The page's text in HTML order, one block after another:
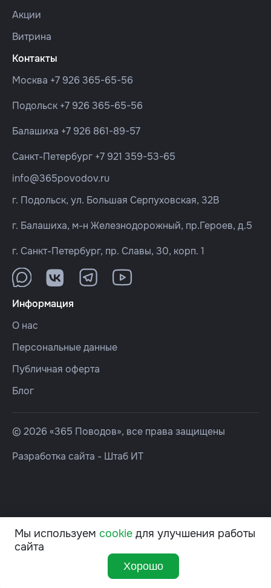
Акции
Витрина
Контакты
Москва +7 926 365-65-56
Подольск +7 926 365-65-56
Балашиха +7 926 861-89-57
Санкт-Петербург +7 921 359-53-65
info@365povodov.ru
г. Подольск, ул. Большая Серпуховская, 32В
г. Балашиха, м-н Железнодорожный, пр.Героев, д.5
г. Санкт-Петербург, пр. Славы, 30, корп. 1
Информация
О нас
Персональные данные
Публичная оферта
Блог
© 2026 «365 Поводов», все права защищены
Разработка сайта - Штаб ИТ
Мы используем cookie для улучшения работы
сайта
Хорошо